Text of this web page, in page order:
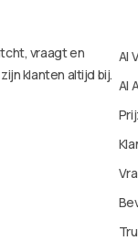
vraagt en
klanten altijd bij.
AI
AI